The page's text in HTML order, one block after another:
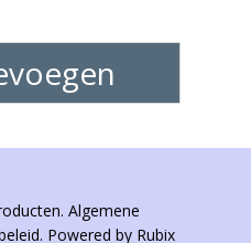
Algemene
Powered by Rubix